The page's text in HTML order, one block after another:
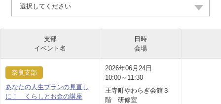
選択してください
支部
イベント名
日時
会場
奈良支部
あなたの人生プランの見直し
に！ くらしとお金の講座
2026年06月24日
10:00～11:30
王寺町やわらぎ会館３
階 研修室